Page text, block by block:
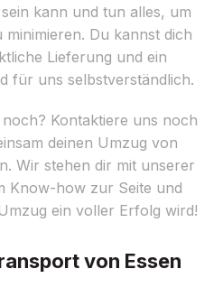
kann und tun alles, um
Du kannst dich
Lieferung und ein
für uns selbstverständlich.
Kontaktiere uns noch
deinen Umzug von
Wir stehen dir mit unserer
Know-how zur Seite und
ein voller Erfolg wird!
von Essen